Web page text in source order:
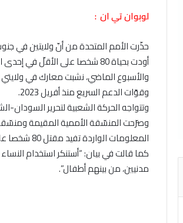
لوبوان تي ان :
حذّرت الأمم المتحدة من أنّ ولايتين في
أودت بحياة 80 شخصا على الأقلّ في إحدى المدن.
والأسبوع الماضي، نشبت معارك في
وقوّات الدعم السريع منذ أفريل 2023.
وتتواجه الحركة الشعبية لتحرير
وصرّحت المنسّقة الأممية المقيمة
المعلومات الواردة تفيد مقتل 80 شخصا على الأقلّ في كادوقلي عاصمة ولاية جنوب كردفان.
كما قالت في بيان: “أستنكر استخدام
مدنيين، من بينهم أطفال”.